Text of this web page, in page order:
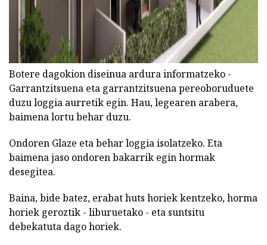
Botere dagokion diseinua ardura informatzeko -
Garrantzitsuena eta garrantzitsuena pereoboruduete
duzu loggia aurretik egin. Hau, legearen arabera,
baimena lortu behar duzu.
Ondoren Glaze eta behar loggia isolatzeko. Eta
baimena jaso ondoren bakarrik egin hormak
desegitea.
Baina, bide batez, erabat huts horiek kentzeko, horma
horiek geroztik - liburuetako - eta suntsitu
debekatuta dago horiek.